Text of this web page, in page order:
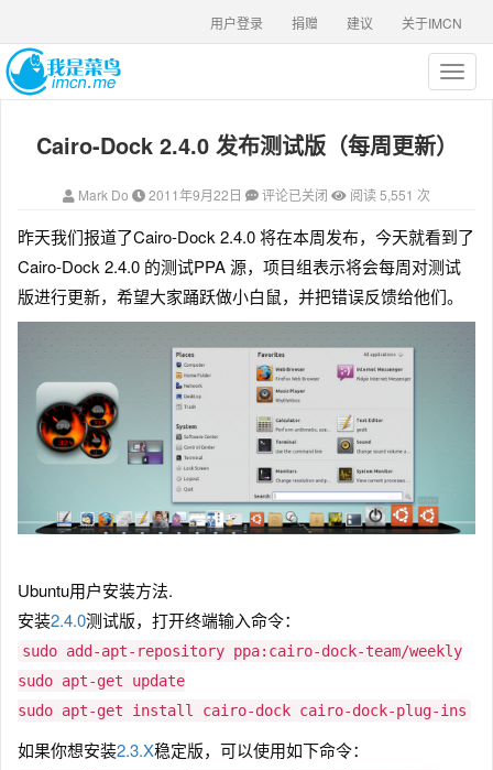
关于IMCN
建议
捐赠
用户登录
T
o
a
v
i
g
a
t
n
Cairo-Dock 2.4.0 发布测试版（每周更新）
Mark Do 2011年9月22日 评论已关闭 阅读 5,551 次
昨天我们报道了Cairo-Dock 2.4.0 将在本周发布， 今天就看到了
Cairo-Dock 2.4.0 的测试PPA 源，项目组表示将会每周对测试
版进行更新，希望大家踊跃做小白鼠，并把错误反馈给他们。
Ubuntu用户安装方法.
安装2.4.0测试版，打开终端输入命令：
sudo add-apt-repository ppa:cairo-dock-team/weekly
sudo apt-get update
sudo apt-get install cairo-dock cairo-dock-plug-ins
如果你想安装2.3.X稳定版，可以使用如下命令：